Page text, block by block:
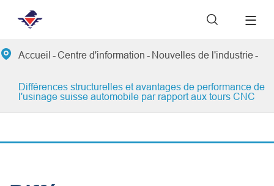

 Accueil Centre d'information Nouvelles de l'industrie
Différences structurelles et avantages de performance de
l'usinage suisse automobile par rapport aux tours CNC